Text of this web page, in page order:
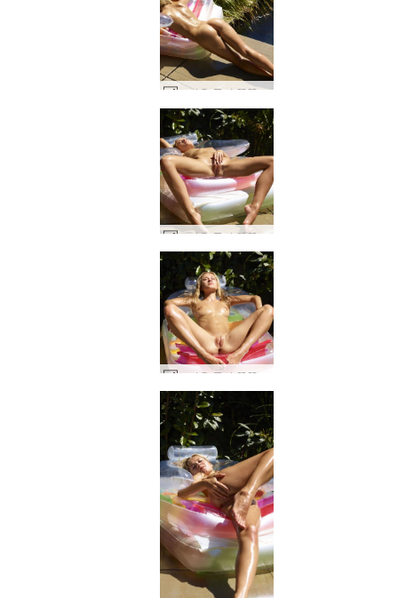
뜨거운 물이 뚝뚝 떨어지는 Darina L #11
뜨거운 물이 뚝뚝 떨어지는 Darina L #48